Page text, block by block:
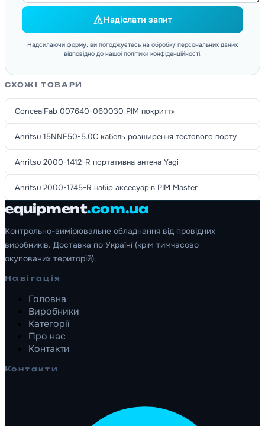
Надіслати запит
Надсилаючи форму, ви погоджуєтесь на обробку персональних даних
відповідно до нашої політики конфіденційності.
СХОЖІ ТОВАРИ
ConcealFab 007640-060030 PIM покриття
Anritsu 15NNF50-5.0C кабель розширення тестового порту
Anritsu 2000-1412-R портативна антена Yagi
Anritsu 2000-1745-R набір аксесуарів PIM Master
equipment.com.ua
Контрольно-вимірювальне обладнання від провідних
виробників. Доставка по Україні (крім тимчасово
окупованих територій).
Навігація
Головна
Виробники
Категорії
Про нас
Контакти
Контакти